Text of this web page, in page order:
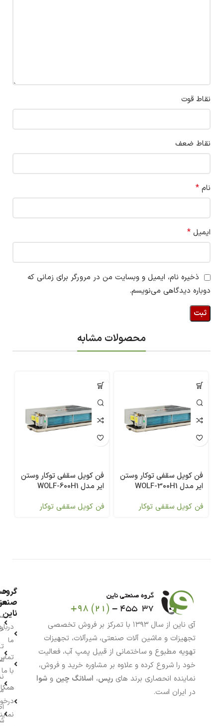
نقاط قوت
نقاط ضعف
نام *
ایمیل *
ذخیره نام، ایمیل و وبسایت من در مرورگر برای زمانی که
دوباره دیدگاهی می‌نویسم.
محصولات مشابه
فن کویل سقفی توکار وستن
ایر مدل WOLF-300H1
فن کویل سقفی توکار
فن کویل سقفی توکار وستن
ایر مدل WOLF-600H1
فن کویل سقفی توکار
آی ناین از سال ۱۳۹۳ با تمرکز بر فروش تخصصی
تجهیزات و ماشین آلات صنعتی، شیرآلات، تجهیزات
تهویه مطبوع و ساختمانی از قبیل پمپ آب، فعالیت
خود را شروع کرده و علاوه بر مشاوره خرید و فروش،
نماینده انحصاری برند های رپس، اسلانگ چین و شوا
در ایران است.
گروه
ناین
ما
با ما